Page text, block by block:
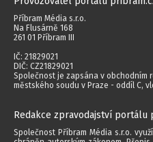
Příbram Média s.r.o.
Na Flusárně 168
261 01 Příbram III
IČ: 21829021
DIČ: CZ21829021
Společnost je zapsána v obchodním
městského soudu v Praze - oddíl C,
Redakce zpravodajství portálu
Společnost Příbram Média s.r.o.